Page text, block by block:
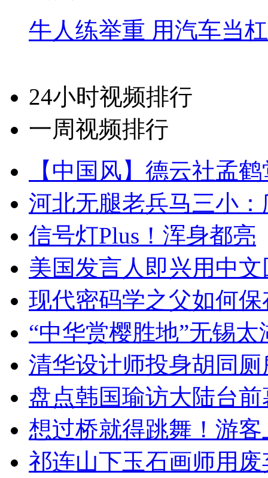
牛人练举重 用汽车当
24小时视频排行
一周视频排行
【中国风】德云社孟
河北无腿老兵马三小
信号灯Plus！浑身都亮
美国发言人即兴用中
现代密码学之父如何
“中华赏樱胜地”无锡
清华设计师投身胡同
盘点韩国瑜访大陆台
想过桥就得跳舞！游客
祁连山下玉石画师用